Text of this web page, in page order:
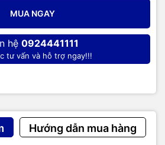
MUA NGAY
hệ 0924441111
tư vấn và hỗ trợ ngay!!!
Hướng dẫn mua hàng